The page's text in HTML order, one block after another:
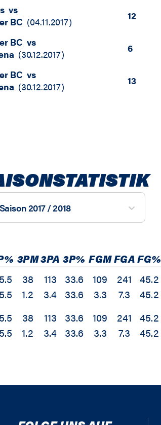
vs
BC (04.11.2017) 12
BC vs
(30.12.2017) 6
BC vs
(30.12.2017) 13
Saison 2017 / 2018
3PM3PA 3P% FGMFGAFG%
38
1.2
113
3.4
33.6
33.6
109
3.3
241
7.3
45.2
45.2
38
1.2
113
3.4
33.6
33.6
109
3.3
241
7.3
45.2
45.2